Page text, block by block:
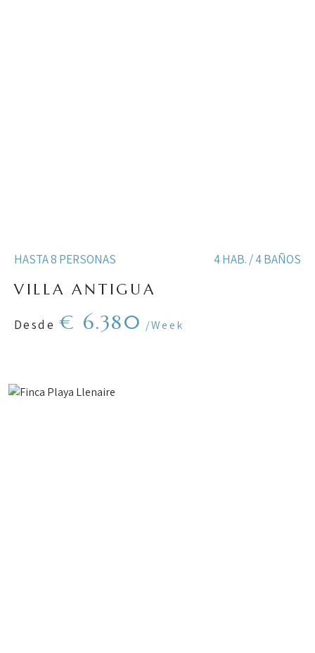
HASTA 8 PERSONAS 4 HAB. / 4 BAÑOS
VILLA ANTIGUA
Desde € 6.380 /Week